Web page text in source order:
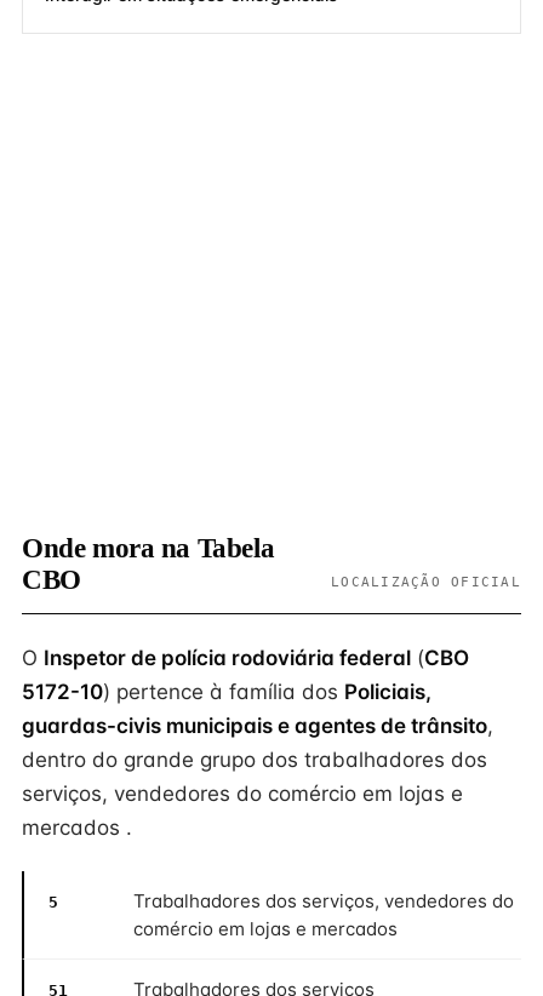
Onde mora na Tabela
CBO
LOCALIZAÇÃO OFICIAL
O Inspetor de polícia rodoviária federal (CBO
5172-10) pertence à família dos Policiais,
guardas-civis municipais e agentes de trânsito,
dentro do grande grupo dos trabalhadores dos
serviços, vendedores do comércio em lojas e
mercados .
5
Trabalhadores dos serviços, vendedores do
comércio em lojas e mercados
51 Trabalhadores dos serviços